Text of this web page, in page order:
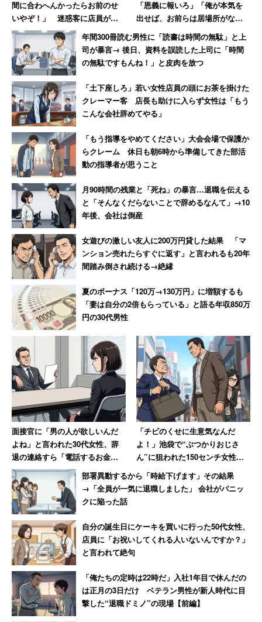
また、2人の子どもを”可哀想”と思いやる人に対し、鋭い
指摘をする人も。
「『不倫した男性が父親なんて子供が可哀想』って
シールを張り付けるのは良くないと思う」
当事者の子どもを心配する気持ちも分からなくないが、他
人の心配が”余計なお世話”となり、かえって事態を大きく
してしまうこともある。当事者に罵詈雑言を浴びせて「親
が不倫をした可哀想な子ども」とラベリングを貼るほう
が、よっぽど子どもの将来にとって不利益ではないだろう
か。
芸能人の不倫は話題性があるため、ついつい関心を持って
しまうかもしれない。だが、本来は他人であるはずの自分
が、知らず知らずのうちに事態を大きくするのに加担して
しまうケースもある。ネット上の騒動に便乗せず、意見交
換は知人同士の雑談程度にとどめておくのが無難だろう。
間に合わへんかったらお前のせ
いやぞ！」 迷惑客に店員が反
撃「私のせいじゃないです」
「恩義に報いろ」「俺が本気を
出せば、お前らは居場所がなく
なる」発言 激怒した男性、社
長を罵倒して退職【後編】
年間300冊読む男性に「読書は時間の無駄」と上
司が暴言→ 後日、資料を誤読した上司に「時間
の無駄ですもんね！」と皮肉を放つ
「土下座しろ」若い女性店員の頭にお茶を掛けた
クレーマー客 店長も助けに入らず女性は「もう
こんな会社辞めてやる」
「もう指導をやめてください」大会会場で保護か
らクレーム 休日も朝6時から準備してきた部活
動の指導者が思うこと
月90時間の残業と「死ね」の暴言…退職を伝える
と「そんなくだらないことで辞めるなんて」→10
年後、会社は倒産
女遊びの激しい友人に200万円貸した結果 「マ
ンション売れたらすぐに返す」と言われるも20年
間踏み倒され続ける→絶縁
夏のボーナス「120万→130万円」に増額するも
「妻は自分の2倍もらっている」と語る年収850万
円の30代男性
面接官に「男の人が欲しいんだ
よね」と言われた30代女性、辞
退の連絡すら「電話するお金と
時間ももったいなかった」
「チビのくせに生意気なんだ
よ！」池袋で“ぶつかりおじさ
ん”に狙われた150センチ女性大
柄な知人の陰に隠れて難を逃れ
た恐怖
部署異動するから「時給下げます」その結果
→「全員が一気に退職しました」 会社がパニッ
クに陥った話
自分の誕生日にケーキを買いに行った50代女性、
店員に「お祝いしてくれる人いないんですか？」
と言われて絶句
「俺たちの定時は22時だ」入社1年目で休んだの
は正月の3日だけ ベテラン男性が新人時代に目
撃した“退職ドミノ”の現場【前編】